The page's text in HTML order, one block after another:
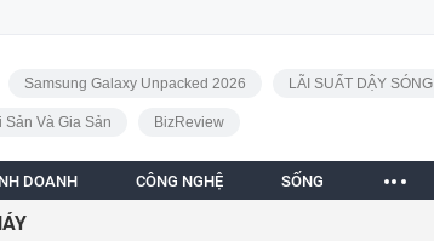
Samsung Galaxy Unpacked 2026 LÃI SUẤT DẬY SÓNG
Sản Và Gia Sản BizReview
DOANH CÔNG NGHỆ SỐNG